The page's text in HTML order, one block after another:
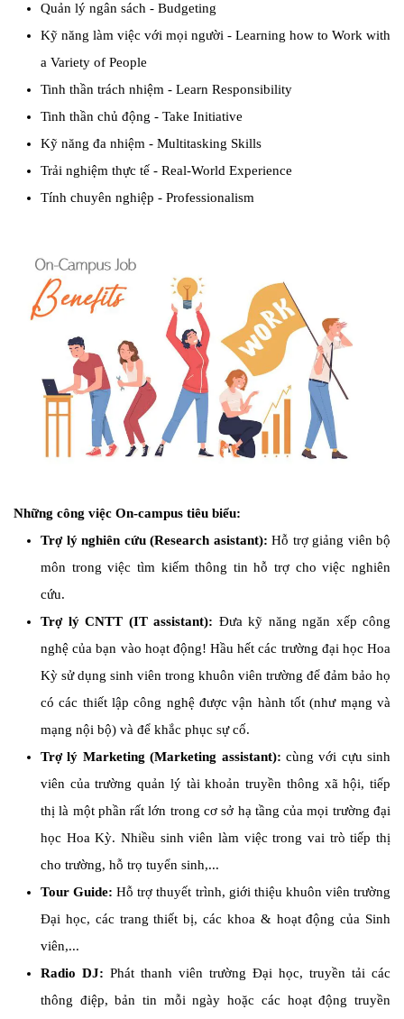
Quản lý ngân sách - Budgeting
Kỹ năng làm việc với mọi người - Learning how to Work with
a Variety of People
Tinh thần trách nhiệm - Learn Responsibility
Tinh thần chủ động - Take Initiative
Kỹ năng đa nhiệm - Multitasking Skills
Trải nghiệm thực tế - Real-World Experience
Tính chuyên nghiệp - Professionalism
Những công việc On-campus tiêu biểu:
Trợ lý nghiên cứu (Research asistant): Hỗ trợ giảng viên bộ
môn trong việc tìm kiếm thông tin hỗ trợ cho việc nghiên
cứu.
Trợ lý CNTT (IT assistant): Đưa kỹ năng ngăn xếp công
nghệ của bạn vào hoạt động! Hầu hết các trường đại học Hoa
Kỳ sử dụng sinh viên trong khuôn viên trường để đảm bảo họ
có các thiết lập công nghệ được vận hành tốt (như mạng và
mạng nội bộ) và để khắc phục sự cố.
Trợ lý Marketing (Marketing assistant): cùng với cựu sinh
viên của trường quản lý tài khoản truyền thông xã hội, tiếp
thị là một phần rất lớn trong cơ sở hạ tầng của mọi trường đại
học Hoa Kỳ. Nhiều sinh viên làm việc trong vai trò tiếp thị
cho trường, hỗ trọ tuyển sinh,...
Tour Guide: Hỗ trợ thuyết trình, giới thiệu khuôn viên trường
Đại học, các trang thiết bị, các khoa & hoạt động của Sinh
viên,...
Radio DJ: Phát thanh viên trường Đại học, truyền tải các
thông điệp, bản tin mỗi ngày hoặc các hoạt động truyền